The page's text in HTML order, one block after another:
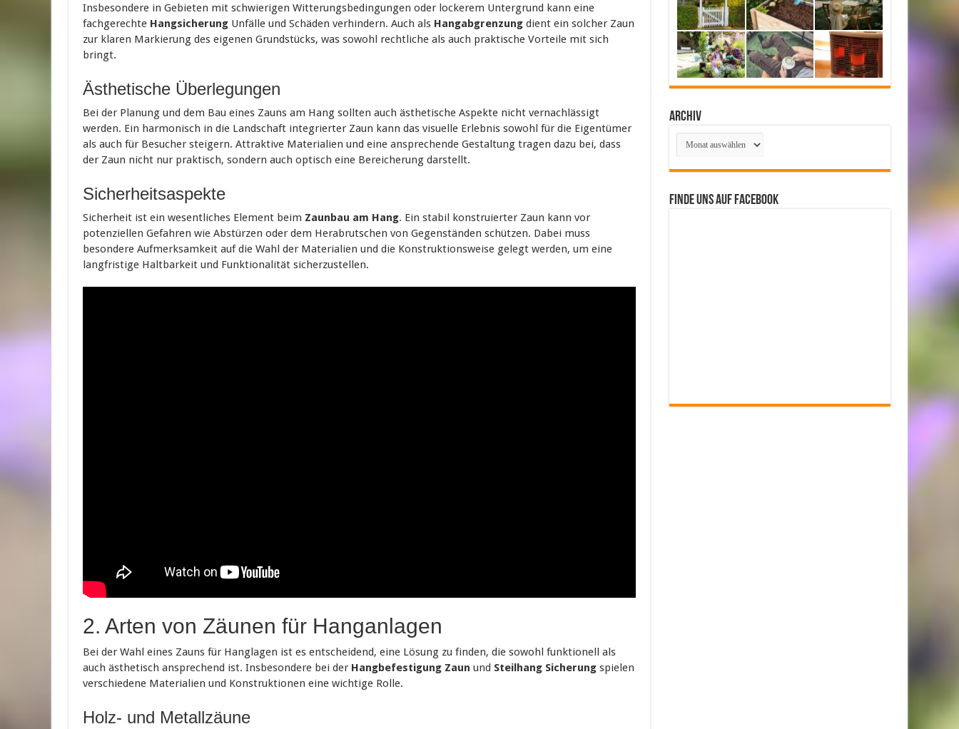
Insbesondere in Gebieten mit schwierigen Witterungsbedingungen oder lockerem Untergrund kann eine
fachgerechte Hangsicherung Unfälle und Schäden verhindern. Auch als Hangabgrenzung dient ein solcher Zaun
zur klaren Markierung des eigenen Grundstücks, was sowohl rechtliche als auch praktische Vorteile mit sich
bringt.
Ästhetische Überlegungen
Bei der Planung und dem Bau eines Zauns am Hang sollten auch ästhetische Aspekte nicht vernachlässigt
werden. Ein harmonisch in die Landschaft integrierter Zaun kann das visuelle Erlebnis sowohl für die Eigentümer
als auch für Besucher steigern. Attraktive Materialien und eine ansprechende Gestaltung tragen dazu bei, dass
der Zaun nicht nur praktisch, sondern auch optisch eine Bereicherung darstellt.
Sicherheitsaspekte
Sicherheit ist ein wesentliches Element beim Zaunbau am Hang. Ein stabil konstruierter Zaun kann vor
potenziellen Gefahren wie Abstürzen oder dem Herabrutschen von Gegenständen schützen. Dabei muss
besondere Aufmerksamkeit auf die Wahl der Materialien und die Konstruktionsweise gelegt werden, um eine
langfristige Haltbarkeit und Funktionalität sicherzustellen.
2. Arten von Zäunen für Hanganlagen
Bei der Wahl eines Zauns für Hanglagen ist es entscheidend, eine Lösung zu finden, die sowohl funktionell als
auch ästhetisch ansprechend ist. Insbesondere bei der Hangbefestigung Zaun und Steilhang Sicherung spielen
verschiedene Materialien und Konstruktionen eine wichtige Rolle.
Holz- und Metallzäune
Archiv
Archiv
Finde uns auf Facebook